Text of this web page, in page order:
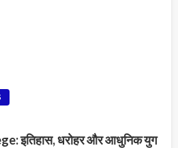
इतिहास, धरोहर और आधुनिक युग